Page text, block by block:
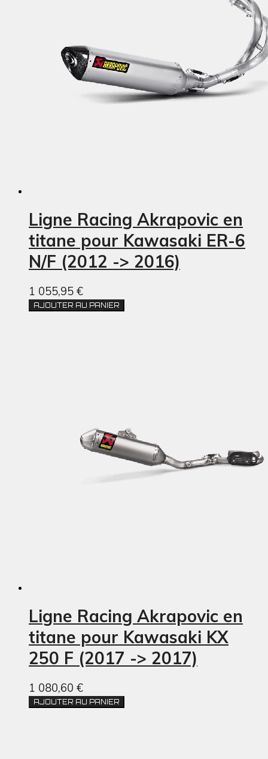
Ligne Racing Akrapovic en
titane pour Kawasaki ER-6
N/F (2012 -> 2016)
1 055,95 €
AJOUTER AU PANIER
Ligne Racing Akrapovic en
titane pour Kawasaki KX
250 F (2017 -> 2017)
1 080,60 €
AJOUTER AU PANIER